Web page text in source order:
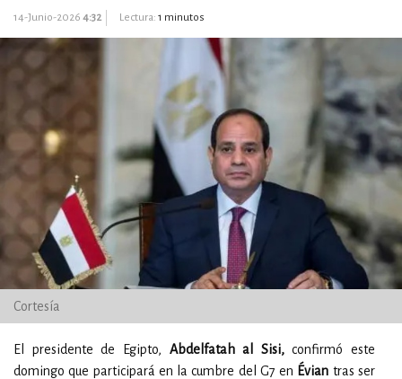
14-Junio-2026 4:32 Lectura: 1 minutos
Cortesía
El presidente de Egipto, Abdelfatah al Sisi,confirmó este
domingo que participará en la cumbre del G7 en Évian tras ser